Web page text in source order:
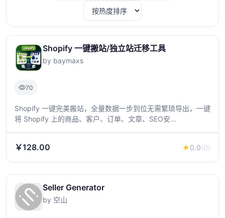
Shopify 一键搬站/独立站迁移工具
by baymaxs
70
Shopify 一键完美搬站，全量数据一步到位无需繁琐导出，一键
将 Shopify 上的商品、客户、订单、文章、SEO安...
￥128.00 ★0.0(0)
Seller Generator
by 空山